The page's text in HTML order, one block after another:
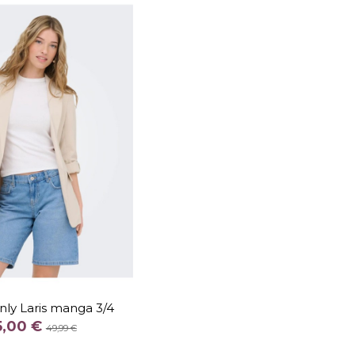
Laris manga 3/4
€49,99 €
TALLA
COLOR